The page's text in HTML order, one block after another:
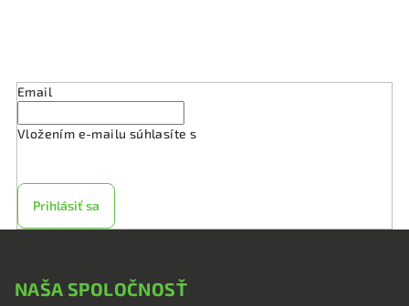
Email
Vložením e-mailu súhlasíte s
Prihlásiť sa
NAŠA SPOLOČNOSŤ